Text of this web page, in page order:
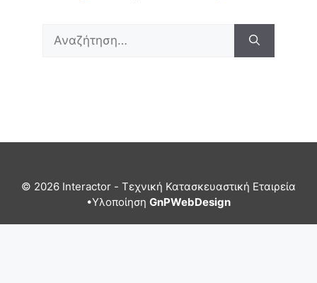
για:
© 2026 Interactor - Τεχνική Κατασκευαστική Εταιρεία
•Υλοποίηση GnPWebDesign